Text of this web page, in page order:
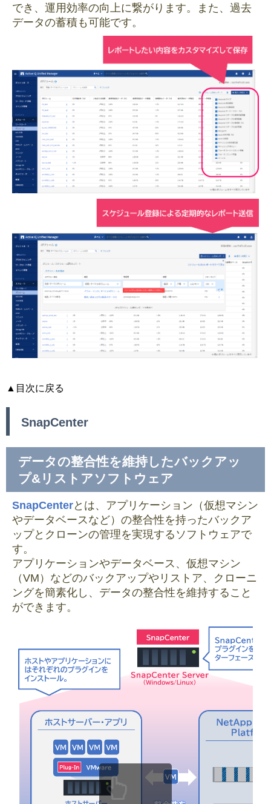
でき、運用効率の向上に繋がります。また、過去
データの蓄積も可能です。
▲目次に戻る
SnapCenter
データの整合性を維持したバックアッ
プ&リストアソフトウェア
SnapCenterとは、アプリケーション（仮想マシン
やデータベースなど）の整合性を持ったバックア
ップとクローンの管理を実現するソフトウェアで
す。
アプリケーションやデータベース、仮想マシン
（VM）などのバックアップやリストア、クローニ
ングを簡素化し、データの整合性を維持すること
ができます。